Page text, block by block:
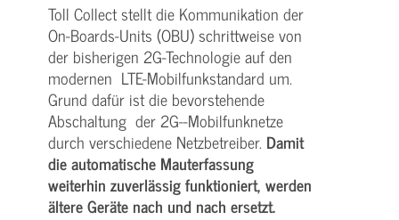
Toll Collect stellt die Kommunikation der
On-Boards-Units (OBU) schrittweise von
der bisherigen 2G-Technologie auf den
modernen LTE-Mobilfunkstandard um.
Grund dafür ist die bevorstehende
Abschaltung der 2G--Mobilfunknetze
durch verschiedene Netzbetreiber. Damit
die automatische Mauterfassung
weiterhin zuverlässig funktioniert, werden
ältere Geräte nach und nach ersetzt.